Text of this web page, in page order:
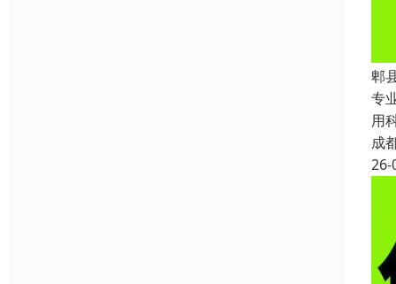
郫
专
用
成
26-